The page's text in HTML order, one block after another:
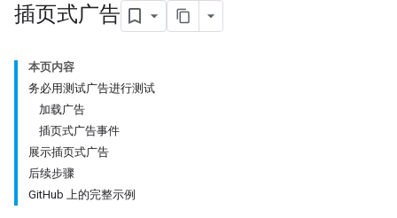
插页式广告
本页内容
务必用测试广告进行测试
加载广告
插页式广告事件
展示插页式广告
后续步骤
GitHub 上的完整示例